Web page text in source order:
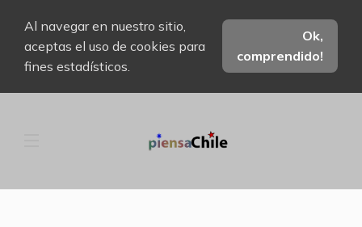
Al navegar en nuestro sitio,
aceptas el uso de cookies para
fines estadísticos.
Ok,
comprendido!